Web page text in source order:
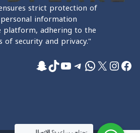
strict protection of
information
platform, adhering to the
of security and privacy."
فيسبوك
إنستجرام
إكسواتساب
تيليجرام
يوتيوب
تيك توك
سناب شات